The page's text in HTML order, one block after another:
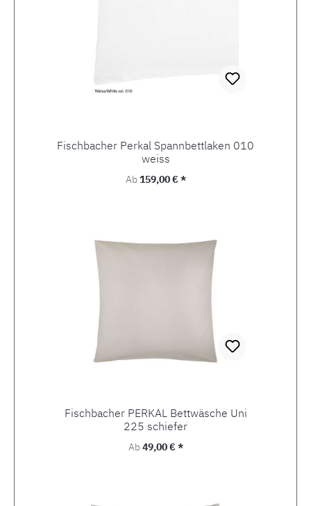
Fischbacher Perkal Spannbettlaken 010
weiss
Regulärer Preis:
Ab159,00 € *
Fischbacher PERKAL Bettwäsche Uni
225 schiefer
Regulärer Preis:
Ab49,00 € *